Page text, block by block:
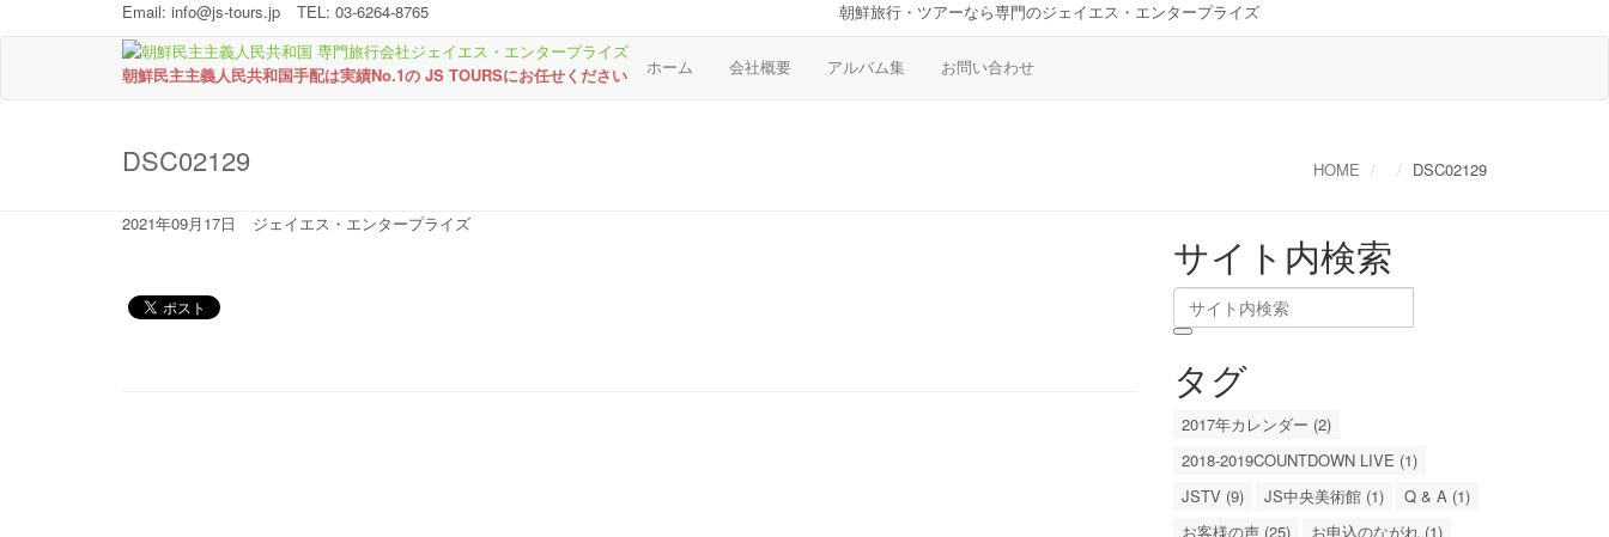
Email: info@js-tours.jp TEL: 03-6264-8765 朝鮮旅行・ツアーなら専門のジェイエス・エンタープライズ
朝鮮民主主義人民共和国手配は実績No.1の JS TOURSにお任せください ホーム 会社概要 アルバム集 お問い合わせ
DSC02129 HOME DSC02129
2021年09月17日 ジェイエス・エンタープライズ
サイト内検索
タグ
2017年カレンダー (2)
2018-2019COUNTDOWN LIVE (1)
JSTV (9)
JS中央美術館 (1)
Q & A (1)
お客様の声 (25)
お申込のながれ (1)